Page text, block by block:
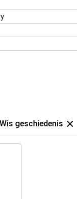
Wis geschiedenis